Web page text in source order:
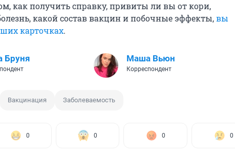
как получить справку, привиты ли вы от кори,
какой состав вакцин и побочные эффекты,вы
карточках.
Бруня Маша Вьюн
Корреспондент
Вакцинация Заболеваемость
0 0 0 0